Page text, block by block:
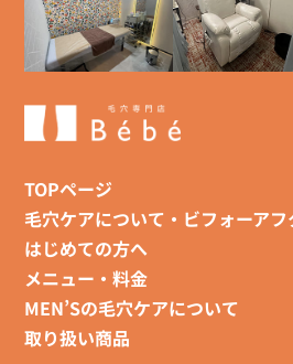
TOPページ
毛穴ケアについて・ビフォーアフ
はじめての方へ
メニュー・料金
MEN’Sの毛穴ケアについて
取り扱い商品